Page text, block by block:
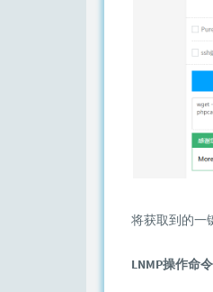
将获取到的一
LNMP操作命